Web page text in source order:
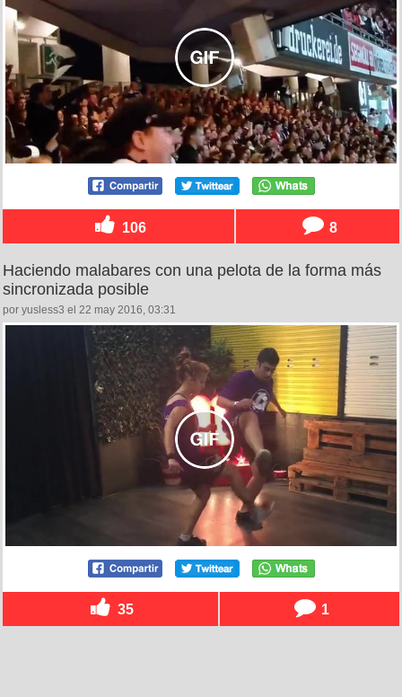
106 8
Haciendo malabares con una pelota de la forma más
sincronizada posible
por yusless3 el 22 may 2016, 03:31
35 1